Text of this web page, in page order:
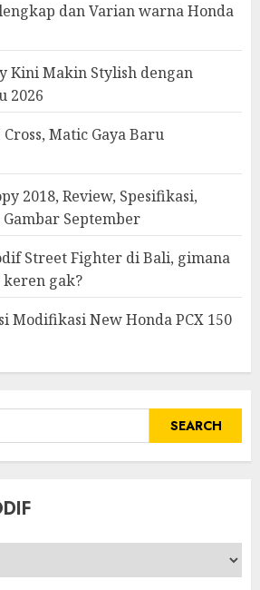
dan Varian warna Honda
Kini Makin Stylish dengan
2026
Matic Gaya Baru
2018, Review, Spesifikasi,
September
Street Fighter di Bali, gimana
gak?
Modifikasi New Honda PCX 150